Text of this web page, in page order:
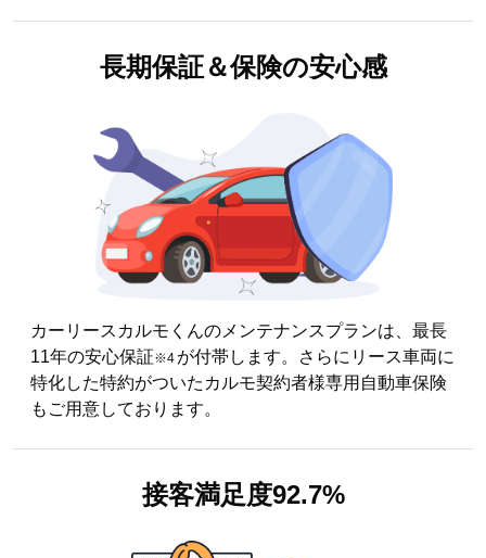
長期保証＆保険の安心感
カーリースカルモくんのメンテナンスプランは、最長
11年の安心保証※4 が付帯します。さらにリース車両に
特化した特約がついたカルモ契約者様専用自動車保険
もご用意しております。
接客満足度92.7%